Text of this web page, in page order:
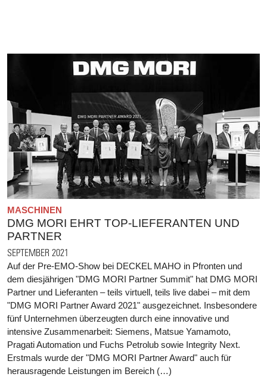
MASCHINEN
DMG MORI EHRT TOP-LIEFERANTEN UND
PARTNER
SEPTEMBER 2021
Auf der Pre-EMO-Show bei DECKEL MAHO in Pfronten und
dem diesjährigen "DMG MORI Partner Summit" hat DMG MORI
Partner und Lieferanten – teils virtuell, teils live dabei – mit dem
"DMG MORI Partner Award 2021" ausgezeichnet. Insbesondere
fünf Unternehmen überzeugten durch eine innovative und
intensive Zusammenarbeit: Siemens, Matsue Yamamoto,
Pragati Automation und Fuchs Petrolub sowie Integrity Next.
Erstmals wurde der "DMG MORI Partner Award" auch für
herausragende Leistungen im Bereich (…)